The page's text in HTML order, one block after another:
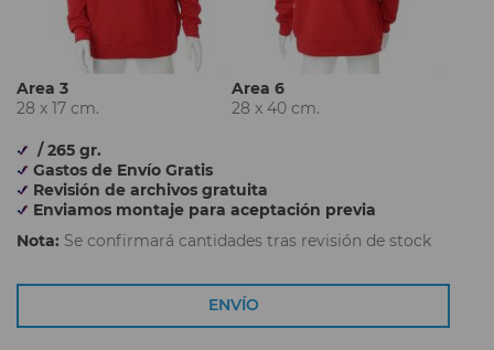
Area 3
28 x 17 cm.
Area 6
28 x 40 cm.
/ 265 gr.
Gastos de Envío Gratis
Revisión de archivos gratuita
Enviamos montaje para aceptación previa
Nota: Se confirmará cantidades tras revisión de stock
ENVÍO